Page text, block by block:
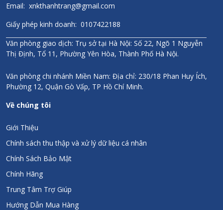
Sanct Bernhard là một trong những hãng sản xuất dược mỹ
phẩm hàng đầu tại Đức và Châu Âu. Thành lập từ năm 1903
với hơn 117 năm đồng hành phát triển cùng sức khỏe con
người. Là một trong những thương hiệu lâu đời và có chất
lượng sản phẩm tốt bậc nhất Châu Âu. Được phân phối tại hơn
Âu.Thanh Trang Pharma tự hào là đơn vị phân phối các sản
phẩm dược mỹ phẩm từ hãng dược phẩm Sanct Bernhard của
CHLB Đức tại Việt Nam.
Hoàn tiền 300% nếu phát hiện hàng giả/kém chất lượng
Chính hãng 100%
Đầy đủ hóa đơn, chứng từ, giấy kiểm định
Email: xnkthanhtrang@gmail.com
Giấy phép kinh doanh: 0107422188
Văn phòng giao dịch: Trụ sở tại Hà Nội: Số 22, Ngõ 1 Nguyễn
Thị Định, Tổ 11, Phường Yên Hòa, Thành Phố Hà Nội.
Văn phòng chi nhánh Miền Nam: Địa chỉ: 230/18 Phan Huy Ích,
Phường 12, Quận Gò Vấp, TP Hồ Chí Minh.
Về chúng tôi
Giới Thiệu
Chính sách thu thập và xử lý dữ liệu cá nhân
Chính Sách Bảo Mật
Chính Hãng
Trung Tâm Trợ Giúp
Hướng Dẫn Mua Hàng